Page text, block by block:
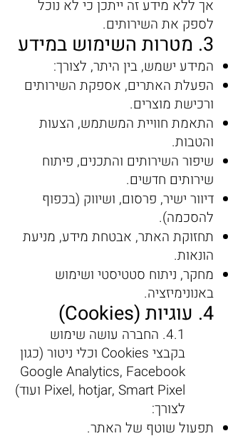
אך ללא מידע זה ייתכן כי לא נוכל
לספק את השירותים.
3. מטרות השימוש במידע
המידע ישמש, בין היתר, לצורך:
הפעלת האתרים, אספקת השירותים
ורכישת מוצרים.
התאמת חוויית המשתמש, הצעות
והטבות.
שיפור השירותים והתכנים, פיתוח
שירותים חדשים.
דיוור ישיר, פרסום, ושיווק (בכפוף
להסכמה).
תחזוקת האתר, אבטחת מידע, מניעת
הונאות.
מחקר, ניתוח סטטיסטי ושימוש
באנונימיזציה.
4. עוגיות (Cookies)
4.1. החברה עושה שימוש
בקבצי Cookies וכלי ניטור (כגון
Google Analytics, Facebook
Pixel, hotjar, Smart Pixel ועוד)
לצורך:
תפעול שוטף של האתר.